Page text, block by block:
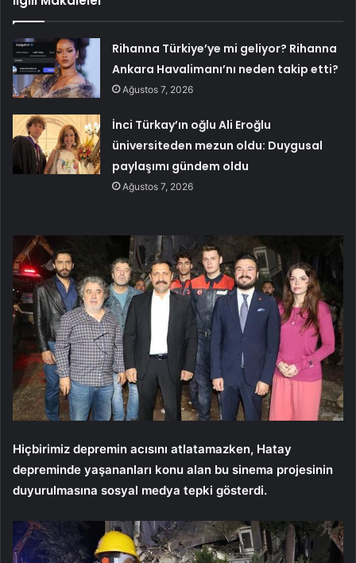
Rihanna Türkiye’ye mi geliyor? Rihanna
Ankara Havalimanı’nı neden takip etti?
Ağustos 7, 2026
İnci Türkay’ın oğlu Ali Eroğlu
üniversiteden mezun oldu: Duygusal
paylaşımı gündem oldu
Ağustos 7, 2026
Hiçbirimiz depremin acısını atlatamazken, Hatay
depreminde yaşananları konu alan bu sinema projesinin
duyurulmasına sosyal medya tepki gösterdi.